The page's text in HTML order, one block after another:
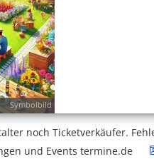
Symbolbild
noch Ticketverkäufer.
und Events termine.de